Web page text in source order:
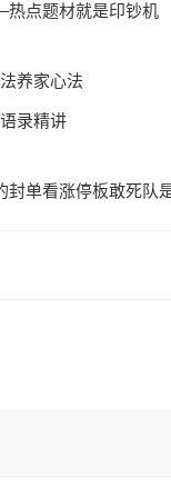
热点题材就是印钞机
养家心法
录精讲
单看涨停板敢死队